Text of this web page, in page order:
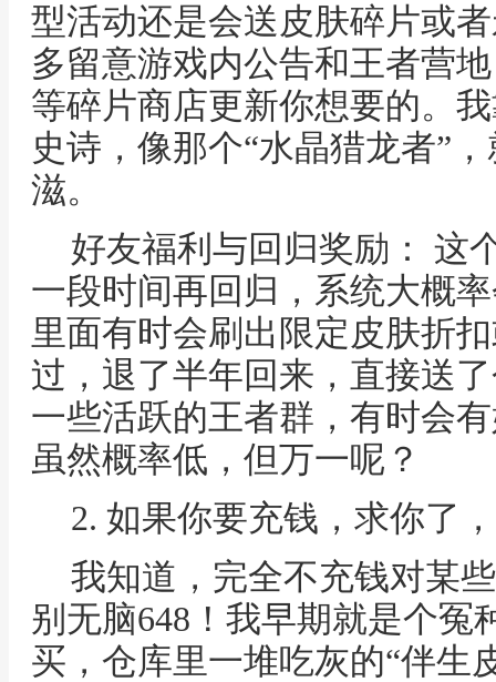
型活动还是会送皮肤碎片或
多留意游戏内公告和王者营
等碎片商店更新你想要的。
史诗，像那个“水晶猎龙者”
滋。
好友福利与回归奖励： 这
一段时间再回归，系统大概
里面有时会刷出限定皮肤折
过，退了半年回来，直接送
一些活跃的王者群，有时会
虽然概率低，但万一呢？
2. 如果你要充钱，求你了
我知道，完全不充钱对某
别无脑648！我早期就是个冤
买，仓库里一堆吃灰的“伴生